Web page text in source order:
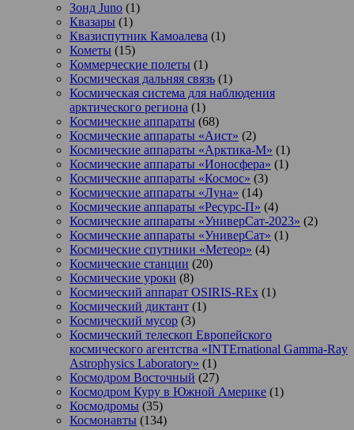
Зонд Juno (1)
Квазары (1)
Квазиспутник Камоалева (1)
Кометы (15)
Коммерческие полеты (1)
Космическая дальняя связь (1)
Космическая система для наблюдения
арктического региона (1)
Космические аппараты (68)
Космические аппараты «Аист» (2)
Космические аппараты «Арктика-М» (1)
Космические аппараты «Ионосфера» (1)
Космические аппараты «Космос» (3)
Космические аппараты «Луна» (14)
Космические аппараты «Ресурс-П» (4)
Космические аппараты «УниверСат-2023» (2)
Космические аппараты «УниверСат» (1)
Космические спутники «Метеор» (4)
Космические станции (20)
Космические уроки (8)
Космический аппарат OSIRIS-REx (1)
Космический диктант (1)
Космический мусор (3)
Космический телескоп Европейского
космического агентства «INTErnational Gamma-Ray
Astrophysics Laboratory» (1)
Космодром Восточный (27)
Космодром Куру в Южной Америке (1)
Космодромы (35)
Космонавты (134)